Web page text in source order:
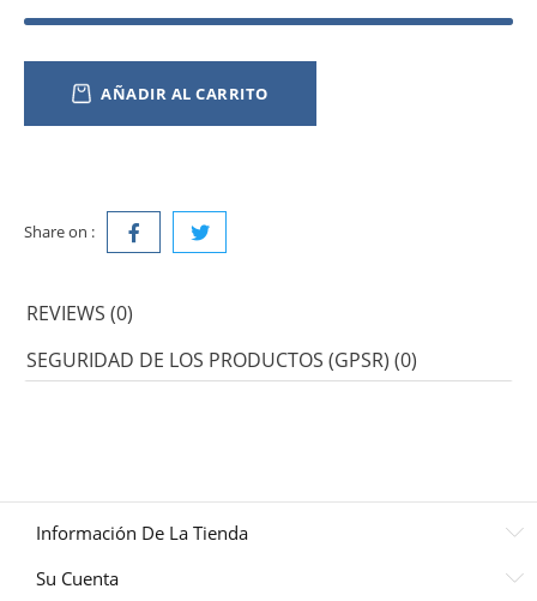
AÑADIR AL CARRITO
Share on :
REVIEWS (0)
SEGURIDAD DE LOS PRODUCTOS (GPSR) (0)
Información De La Tienda
Su Cuenta